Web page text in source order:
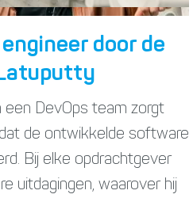
door de
DevOps team zorgt
de ontwikkelde software
Bij elke opdrachtgever
uitdagingen, waarover hij